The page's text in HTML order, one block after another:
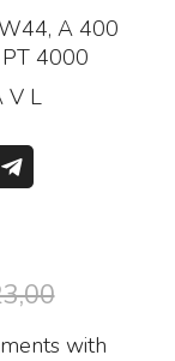
A 400
4000
V L
with